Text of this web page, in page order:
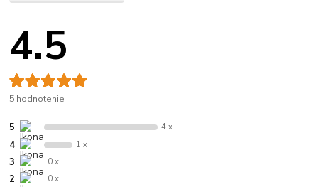
4.5
5 hodnotenie
5 4 x
4 1 x
3 0 x
2 0 x